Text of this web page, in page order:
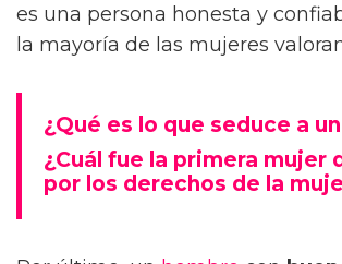
es una persona honesta y
la mayoría de las mujeres
¿Qué es lo que seduce a
¿Cuál fue la primera mujer
por los derechos de la